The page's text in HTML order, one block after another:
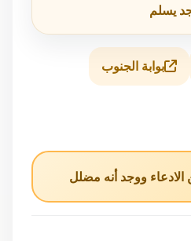
يسلم
بوابة الجنوب
ووجد أنه مضلل